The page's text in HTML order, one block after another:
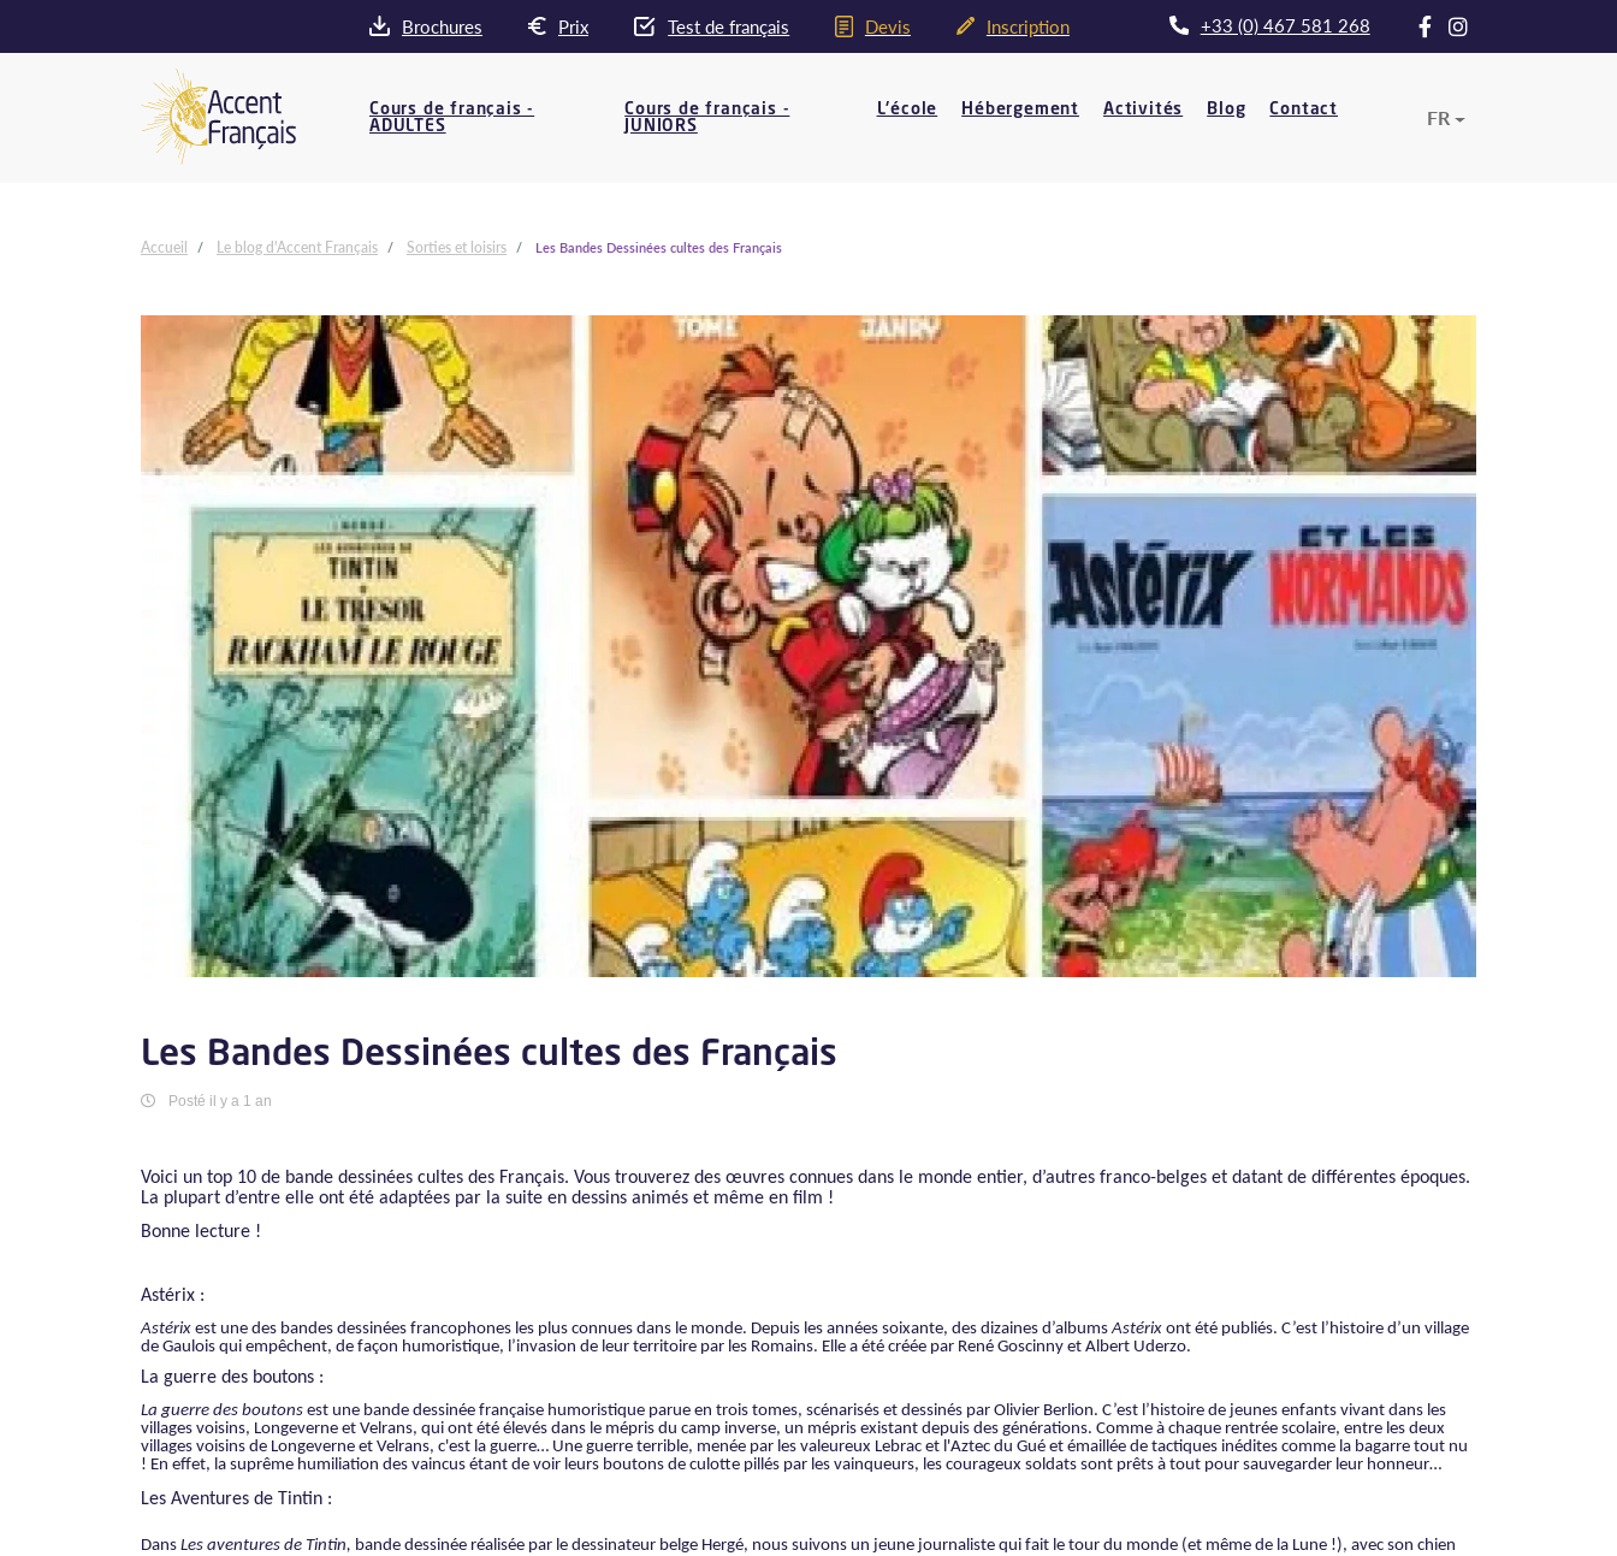
Brochures Prix Test de français Devis Inscription +33 (0) 467 581 268
Cours de français -
ADULTES
Cours de français -
JUNIORS
L'école Hébergement Activités Blog Contact FR
Accueil Le blog d'Accent Français Sorties et loisirs Les Bandes Dessinées cultes des Français
Les Bandes Dessinées cultes des Français
Posté il y a 1 an
Voici un top 10 de bande dessinées cultes des Français. Vous trouverez des œuvres connues dans le monde entier, d’autres franco-belges et datant de différentes époques.
La plupart d’entre elle ont été adaptées par la suite en dessins animés et même en film !
Bonne lecture !
Astérix :
Astérix est une des bandes dessinées francophones les plus connues dans le monde. Depuis les années soixante, des dizaines d’albumsAstérix ont été publiés. C’est l’histoire d’un village
de Gaulois qui empêchent, de façon humoristique, l’invasion de leur territoire par les Romains. Elle a été créée par René Goscinny et Albert Uderzo.
La guerre des boutons :
La guerre des boutons est une bande dessinée française humoristique parue en trois tomes, scénarisés et dessinés par Olivier Berlion. C’est l’histoire de jeunes enfants vivant dans les
villages voisins, Longeverne et Velrans, qui ont été élevés dans le mépris du camp inverse, un mépris existant depuis des générations. Comme à chaque rentrée scolaire, entre les deux
villages voisins de Longeverne et Velrans, c'est la guerre… Une guerre terrible, menée par les valeureux Lebrac et l'Aztec du Gué et émaillée de tactiques inédites comme la bagarre tout nu
! En effet, la suprême humiliation des vaincus étant de voir leurs boutons de culotte pillés par les vainqueurs, les courageux soldats sont prêts à tout pour sauvegarder leur honneur…
Les Aventures de Tintin :
Dans Les aventures de Tintin, bande dessinée réalisée par le dessinateur belge Hergé, nous suivons un jeune journaliste qui fait le tour du monde (et même de la Lune !), avec son chien